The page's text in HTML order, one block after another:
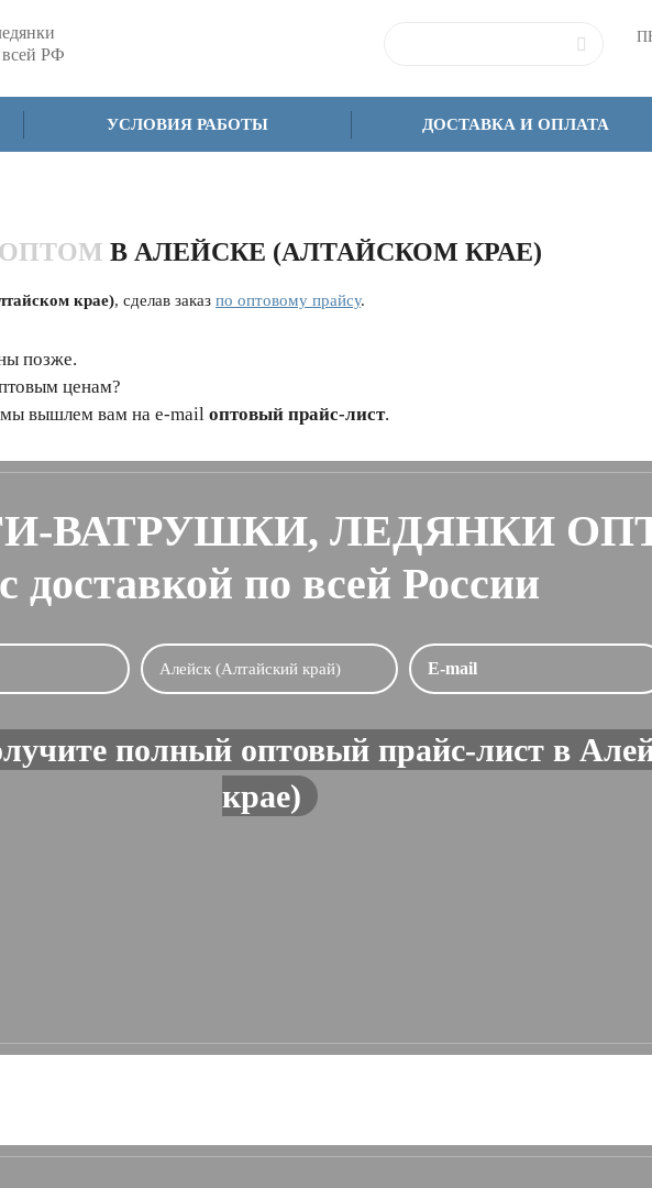
всей РФ
УСЛОВИЯ РАБОТЫ ДОСТАВКА И ОПЛАТА
В АЛЕЙСКЕ (АЛТАЙСКОМ КРАЕ)
крае), сделав заказ по оптовому прайсу.
позже.
ценам?
мы вышлем вам на e-mail оптовый прайс-лист.
ВАТРУШКИ, ЛЕДЯНКИ
с доставкой по всей России
полный оптовый прайс-лист в
крае)